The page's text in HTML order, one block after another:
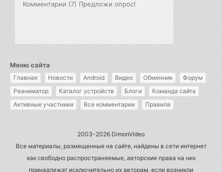
Комментарии (7) Предложи опрос!
Меню сайта
Главная Новости Android Видео Обменник
Форум
Реаниматор
Каталог устройств Блоги
Команда сайта
Активные участники
Все комментарии Правила
2003-2026 DimonVideo
Все материалы, размещенные на сайте, найдены в сети интернет
как свободно распространяемые, авторские права на них
принадлежат исключительно их авторам, если возникли